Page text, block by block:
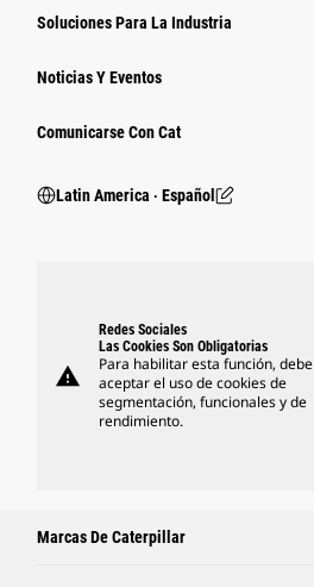
Soluciones Para La Industria
Noticias Y Eventos
Comunicarse Con Cat
Latin America ‧ Español
warning
Redes Sociales
Las Cookies Son Obligatorias
Para habilitar esta función, debe
aceptar el uso de cookies de
segmentación, funcionales y de
rendimiento.
Marcas De Caterpillar